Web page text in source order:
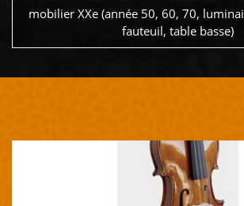
mobilier XXe (année 50, 60, 70,
fauteuil, table basse)